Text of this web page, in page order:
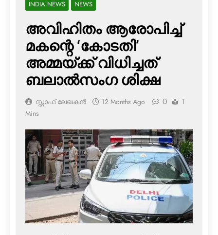
INDIA NEWS NEWS
അവിഹിതം ആരോപിച്ച്
മകന്റെ ‘കോടതി’
അമ്മയ്ക്ക് വിധിച്ചത്
ബലാല്‍സംഗ ശിക്ഷ
സ്റ്റാഫ് ലേഖകൻ 12 Months Ago 0
1
Mins